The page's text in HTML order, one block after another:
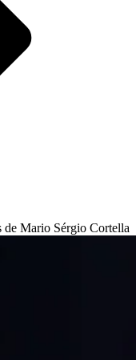
de Mario Sérgio Cortella